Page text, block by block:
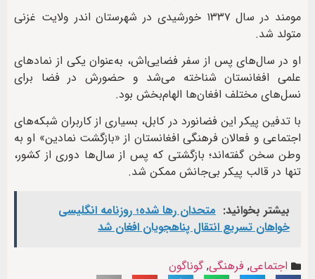
مومند در سال ۱۳۳۷ خورشیدی در شهرستان اندر ولایت غزنی
متولد شد.
او در سال‌های پس از سفر فضایی‌اش، به‌عنوان یکی از نمادهای
علمی افغانستان شناخته می‌شد و حضورش در فضا برای
نسل‌های مختلف افغان‌ها الهام‌بخش بود.
با تدفین پیکر این فضانورد در کابل، بسیاری از کاربران شبکه‌های
اجتماعی و فعالان فرهنگی افغانستان از «بازگشت نمادین» او به
وطن سخن گفته‌اند؛ بازگشتی که پس از سال‌ها دوری از کشور،
تنها در قالب پیکر بی‌جانش ممکن شد.
بیشتر بخوانید: متحدان رها شده؛ روزنامه انگلیسی
خواهان تسریع انتقال پناهجویان افغان شد
اجتماعی, فرهنگی,گوناگون